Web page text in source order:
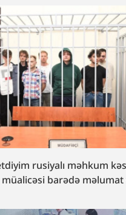
rusiyalı məhkum
barədə